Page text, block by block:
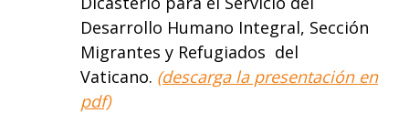
Desarrollo Humano Integral, Sección
Migrantes y Refugiados del
Vaticano. (descarga la presentación en
pdf)